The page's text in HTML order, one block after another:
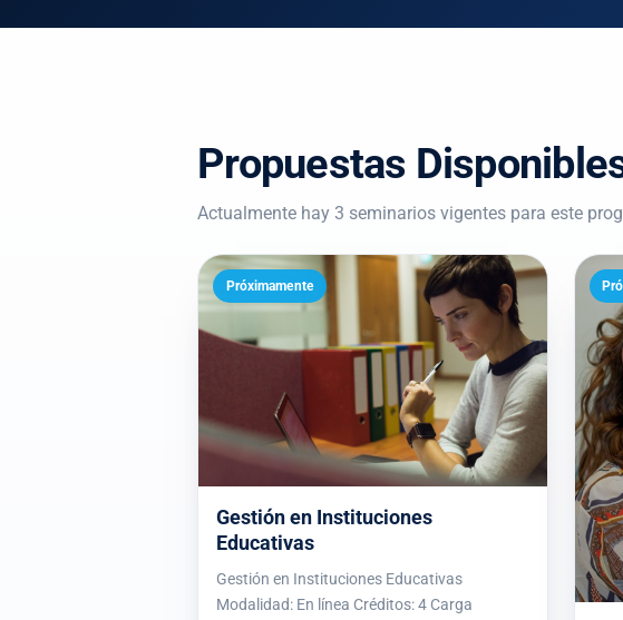
Propuestas
Actualmente hay 3 seminarios vigentes para este
Próximamente
Gestión en Instituciones
Educativas
Gestión en Instituciones Educativas
Modalidad: En línea Créditos: 4 Carga